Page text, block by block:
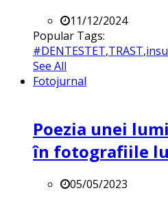
11/12/2024
Popular Tags:
#DENTESTET,TRAST,
See All
Fotojurnal
Poezia unei
în fotografiile
05/05/2023